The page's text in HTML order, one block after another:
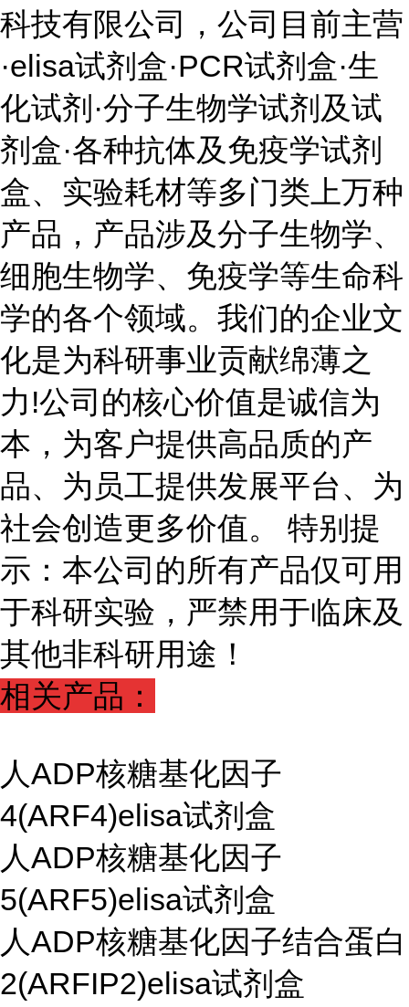
科技有限公司，公司目前主营
·elisa试剂盒·PCR试剂盒·生
化试剂·分子生物学试剂及试
剂盒·各种抗体及免疫学试剂
盒、实验耗材等多门类上万种
产品，产品涉及分子生物学、
细胞生物学、免疫学等生命科
学的各个领域。我们的企业文
化是为科研事业贡献绵薄之
力!公司的核心价值是诚信为
本，为客户提供高品质的产
品、为员工提供发展平台、为
社会创造更多价值。 特别提
示：本公司的所有产品仅可用
于科研实验，严禁用于临床及
其他非科研用途！
相关产品：
人ADP核糖基化因子
4(ARF4)elisa试剂盒
人ADP核糖基化因子
5(ARF5)elisa试剂盒
人ADP核糖基化因子结合蛋白
2(ARFIP2)elisa试剂盒